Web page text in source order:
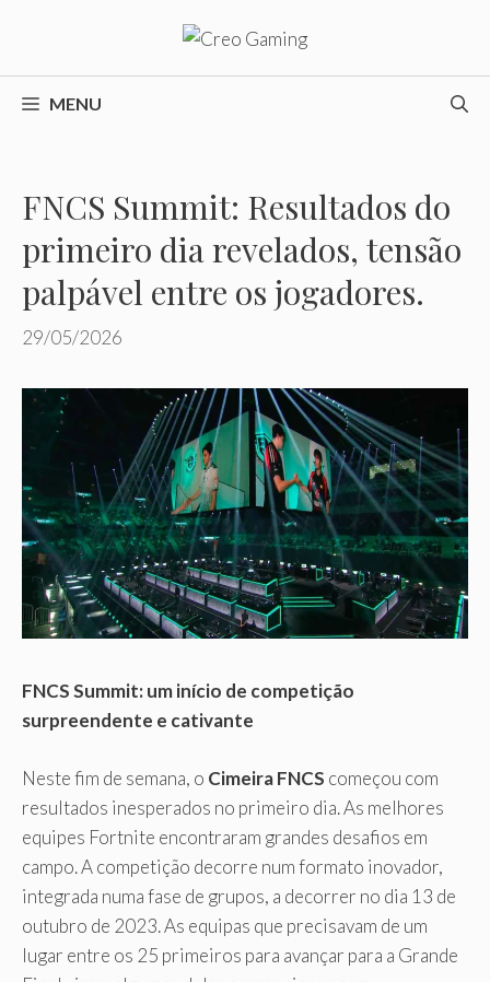
o
conteúdoMENU
FNCS Summit: Resultados do
primeiro dia revelados, tensão
palpável entre os jogadores.
29/05/2026
FNCS Summit: um início de competição
surpreendente e cativante
Neste fim de semana, o Cimeira FNCS começou com
resultados inesperados no primeiro dia. As melhores
equipes Fortnite encontraram grandes desafios em
campo. A competição decorre num formato inovador,
integrada numa fase de grupos, a decorrer no dia 13 de
outubro de 2023. As equipas que precisavam de um
lugar entre os 25 primeiros para avançar para a Grande